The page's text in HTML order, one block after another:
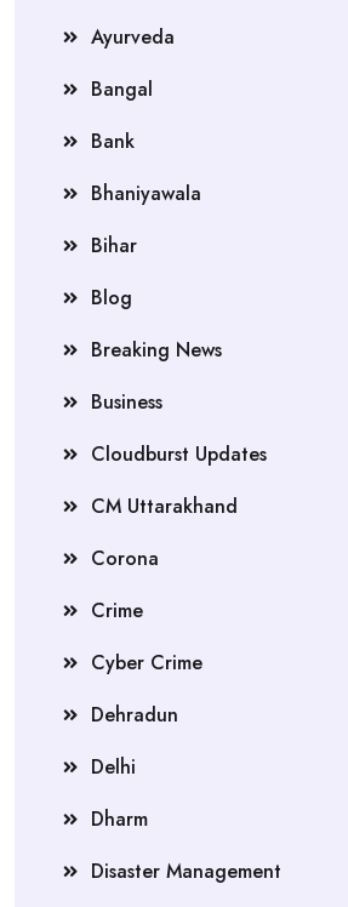
Ayurveda
Bangal
Bank
Bhaniyawala
Bihar
Blog
Breaking News
Business
Cloudburst Updates
CM Uttarakhand
Corona
Crime
Cyber Crime
Dehradun
Delhi
Dharm
Disaster Management